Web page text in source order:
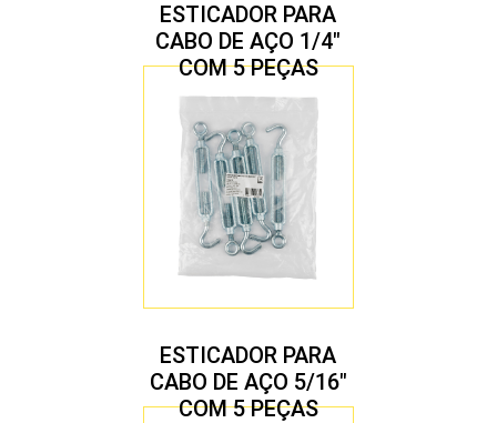
ESTICADOR PARA
CABO DE AÇO 1/4″
COM 5 PEÇAS
ESTICADOR PARA
CABO DE AÇO 5/16″
COM 5 PEÇAS